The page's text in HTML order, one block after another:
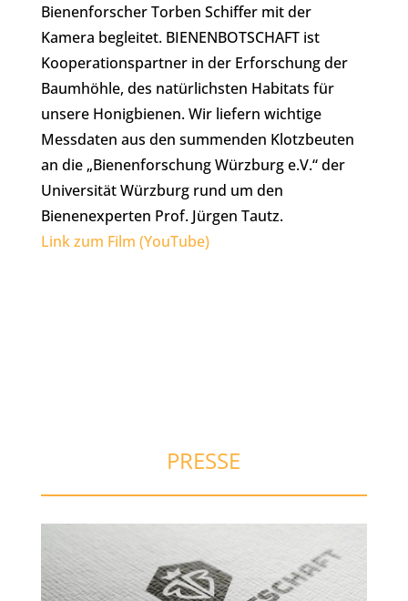
Bienenforscher Torben Schiffer mit der
Kamera begleitet. BIENENBOTSCHAFT ist
Kooperationspartner in der Erforschung der
Baumhöhle, des natürlichsten Habitats für
unsere Honigbienen. Wir liefern wichtige
Messdaten aus den summenden Klotzbeuten
an die „Bienenforschung Würzburg e.V.“ der
Universität Würzburg rund um den
Bienenexperten Prof. Jürgen Tautz.
Link zum Film (YouTube)
PRESSE